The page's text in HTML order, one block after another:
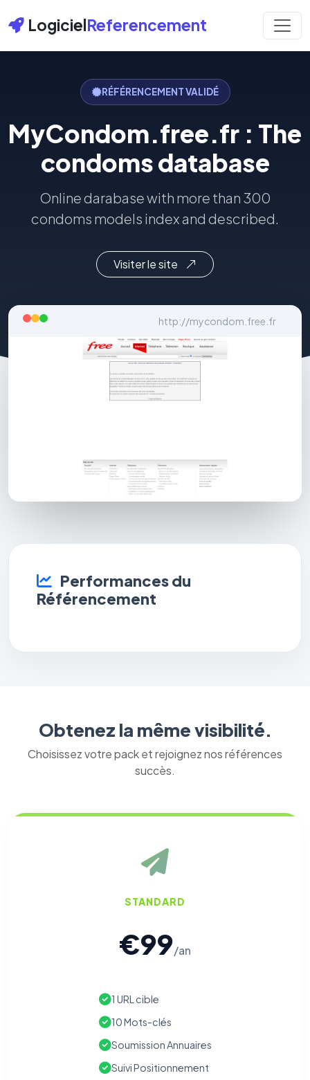
LogicielReferencement
RÉFÉRENCEMENT VALIDÉ
MyCondom.free.fr : The
condoms database
Online darabase with more than 300
condoms models index and described.
Visiter le site
http://mycondom.free.fr
Performances du
Référencement
Obtenez la même visibilité.
Choisissez votre pack et rejoignez nos références
succès.
STANDARD
€99/an
1 URL cible
10 Mots-clés
Soumission Annuaires
Suivi Positionnement